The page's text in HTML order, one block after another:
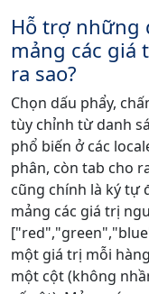
Hỗ trợ những
mảng các giá
ra sao?
Chọn dấu phẩy,
tùy chỉnh từ danh
phổ biến ở các
phân, còn tab cho
cũng chính là ký tự
mảng các giá trị
một giá trị mỗi
một cột (không